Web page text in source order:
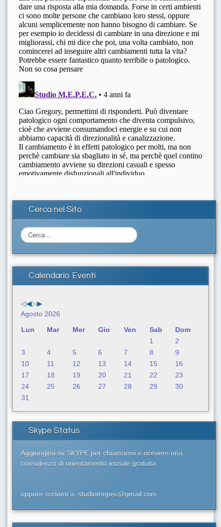
Cerca nel Sito
C
e
Calendario Eventi
Agosto 2026
Lun
Mar Mer Gio Ven Sab
Dom
1
2
3
4 5 6 7 8
9
10
11 12 13 14 15
16
17
18 19 20 21 22
23
24
25 26 27 28 29
30
31
Skype Status
Aggiungimi su SKYPE per chiamarmi e ricevere una
consulenza di orientamento iniziale gratuita.
oppure scrivimi a: studiomepec@gmail.com